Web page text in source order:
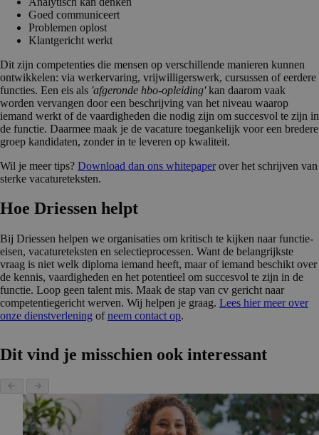
Goed communiceert
Problemen oplost
Klantgericht werkt
Dit zijn competenties die mensen op verschillende manieren kunnen
ontwikkelen: via werkervaring, vrijwilligerswerk, cursussen of eerdere
functies. Een eis als 'afgeronde hbo-opleiding'kan daarom vaak
worden vervangen door een beschrijving van het niveau waarop
iemand werkt of de vaardigheden die nodig zijn om succesvol te zijn in
de functie. Daarmee maak je de vacature toegankelijk voor een bredere
groep kandidaten, zonder in te leveren op kwaliteit.
Wil je meer tips? Download dan ons whitepaperover het schrijven van
sterke vacatureteksten.
Hoe Driessen helpt
Bij Driessen helpen we organisaties om kritisch te kijken naar functie-
eisen, vacatureteksten en selectieprocessen. Want de belangrijkste
vraag is niet welk diploma iemand heeft, maar of iemand beschikt over
de kennis, vaardigheden en het potentieel om succesvol te zijn in de
functie. Loop geen talent mis. Maak de stap van cv gericht naar
competentiegericht werven. Wij helpen je graag. Lees hier meer over
onze dienstverlening ofneem contact op.
Dit vind je misschien ook interessant